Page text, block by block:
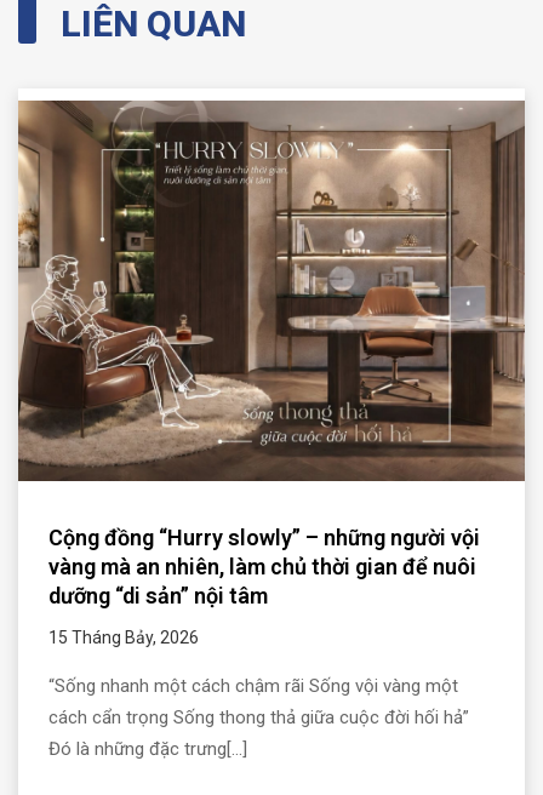
LIÊN QUAN
Cộng đồng “Hurry slowly” – những người vội
vàng mà an nhiên, làm chủ thời gian để nuôi
dưỡng “di sản” nội tâm
15 Tháng Bảy, 2026
“Sống nhanh một cách chậm rãi Sống vội vàng một
cách cẩn trọng Sống thong thả giữa cuộc đời hối hả”
Đó là những đặc trưng[...]